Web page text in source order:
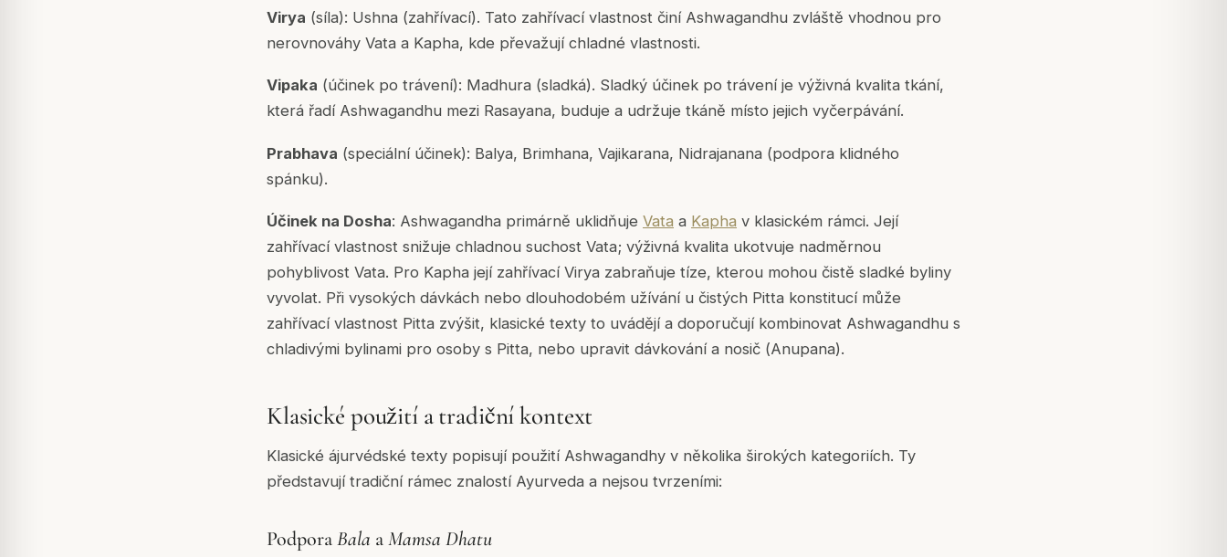
Virya (síla): Ushna (zahřívací). Tato zahřívací vlastnost činí Ashwagandhu zvláště vhodnou pro
nerovnováhy Vata a Kapha, kde převažují chladné vlastnosti.
Vipaka (účinek po trávení): Madhura (sladká). Sladký účinek po trávení je výživná kvalita tkání,
která řadí Ashwagandhu mezi Rasayana, buduje a udržuje tkáně místo jejich vyčerpávání.
Prabhava (speciální účinek): Balya, Brimhana, Vajikarana, Nidrajanana (podpora klidného
spánku).
Účinek na Dosha: Ashwagandha primárně uklidňuje Vata a Kapha v klasickém rámci. Její
zahřívací vlastnost snižuje chladnou suchost Vata; výživná kvalita ukotvuje nadměrnou
pohyblivost Vata. Pro Kapha její zahřívací Virya zabraňuje tíze, kterou mohou čistě sladké byliny
vyvolat. Při vysokých dávkách nebo dlouhodobém užívání u čistých Pitta konstitucí může
zahřívací vlastnost Pitta zvýšit, klasické texty to uvádějí a doporučují kombinovat Ashwagandhu s
chladivými bylinami pro osoby s Pitta, nebo upravit dávkování a nosič (Anupana).
Klasické použití a tradiční kontext
Klasické ájurvédské texty popisují použití Ashwagandhy v několika širokých kategoriích. Ty
představují tradiční rámec znalostí Ayurveda a nejsou tvrzeními:
PodporaBala aMamsa Dhatu